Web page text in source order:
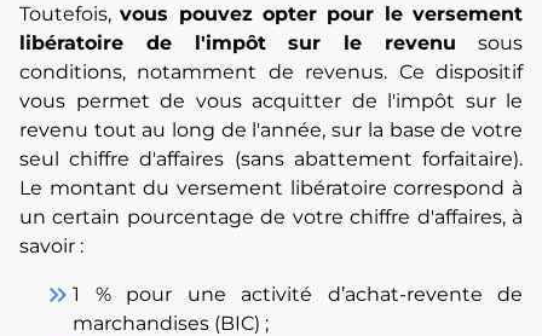
Toutefois,vous pouvez opter pour le versement
libératoire de l'impôt sur le revenu sous
conditions, notamment de revenus. Ce dispositif
vous permet de vous acquitter de l'impôt sur le
revenu tout au long de l'année, sur la base de votre
seul chiffre d'affaires (sans abattement forfaitaire).
Le montant du versement libératoire correspond à
un certain pourcentage de votre chiffre d'affaires, à
savoir :
keyboard_double_arrow_right 1 % pour une activité d’achat-revente de
marchandises (BIC) ;